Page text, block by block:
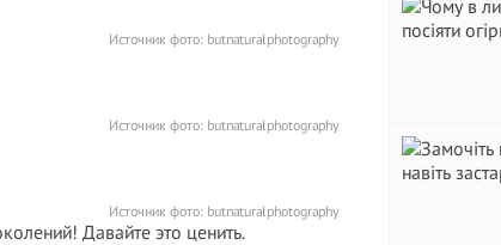
Источник фото: butnaturalphotography
Источник фото: butnaturalphotography
Источник фото: butnaturalphotography
Давайте это ценить.